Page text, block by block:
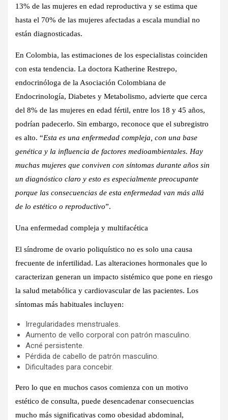
13% de las mujeres en edad reproductiva y se estima que
hasta el 70% de las mujeres afectadas a escala mundial no
están diagnosticadas.
En Colombia, las estimaciones de los especialistas coinciden
con esta tendencia. La doctora Katherine Restrepo,
endocrinóloga de la Asociación Colombiana de
Endocrinología, Diabetes y Metabolismo, advierte que cerca
del 8% de las mujeres en edad fértil, entre los 18 y 45 años,
podrían padecerlo. Sin embargo, reconoce que el subregistro
es alto. “Esta es una enfermedad compleja, con una base
genética y la influencia de factores medioambientales. Hay
muchas mujeres que conviven con síntomas durante años sin
un diagnóstico claro y esto es especialmente preocupante
porque las consecuencias de esta enfermedad van más allá
de lo estético o reproductivo”.
Una enfermedad compleja y multifacética
El síndrome de ovario poliquístico no es solo una causa
frecuente de infertilidad. Las alteraciones hormonales que lo
caracterizan generan un impacto sistémico que pone en riesgo
la salud metabólica y cardiovascular de las pacientes. Los
síntomas más habituales incluyen:
Irregularidades menstruales.
Aumento de vello corporal con patrón masculino.
Acné persistente.
Pérdida de cabello de patrón masculino.
Dificultades para concebir.
Pero lo que en muchos casos comienza con un motivo
estético de consulta, puede desencadenar consecuencias
mucho más significativas como obesidad abdominal,